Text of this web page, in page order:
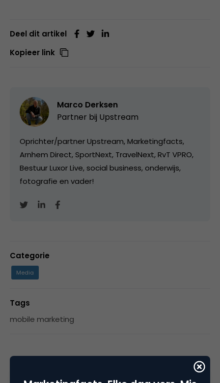
Deel dit artikel
Kopieer link
Marco Derksen
Partner bij Upstream
Oprichter/partner Upstream, Marketingfacts,
Arnhem Direct, SportNext, TravelNext, RvT VPRO,
Bestuur Luxor Live, social business, onderwijs,
fotografie en vader!
Categorie
Media
Tags
mobile marketing